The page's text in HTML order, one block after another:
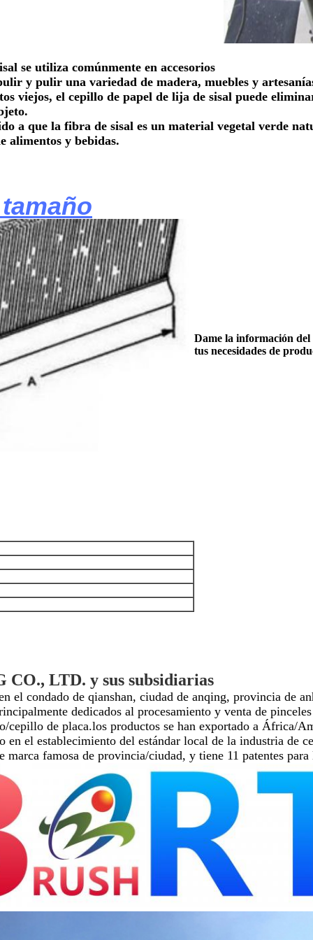
se utiliza comúnmente en accesorios
y pulir una variedad de madera, muebles y
viejos, el cepillo de papel de lija de sisal puede
a que la fibra de sisal es un material vegetal verde
alimentos y bebidas.
Dame la información
tus necesidades de
LTD. y sus subsidiarias
condado de qianshan, ciudad de anqing, provincia de
dedicados al procesamiento y venta de
de placa.los productos se han exportado a África/
en el establecimiento del estándar local de la industria de
famosa de provincia/ciudad, y tiene 11 patentes